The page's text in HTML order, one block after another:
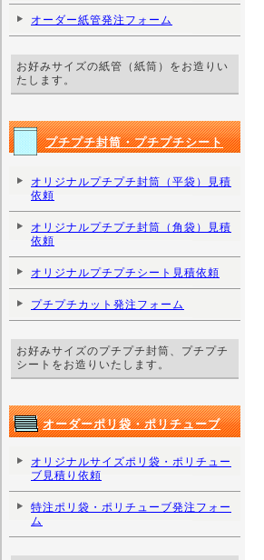
オーダー紙管発注フォーム
お好みサイズの紙管（紙筒）をお造りい
たします。
プチプチ封筒・プチプチシート
オリジナルプチプチ封筒（平袋）見積
依頼
オリジナルプチプチ封筒（角袋）見積
依頼
オリジナルプチプチシート見積依頼
プチプチカット発注フォーム
お好みサイズのプチプチ封筒、プチプチ
シートをお造りいたします。
オーダーポリ袋・ポリチューブ
オリジナルサイズポリ袋・ポリチュー
ブ見積り依頼
特注ポリ袋・ポリチューブ発注フォー
ム